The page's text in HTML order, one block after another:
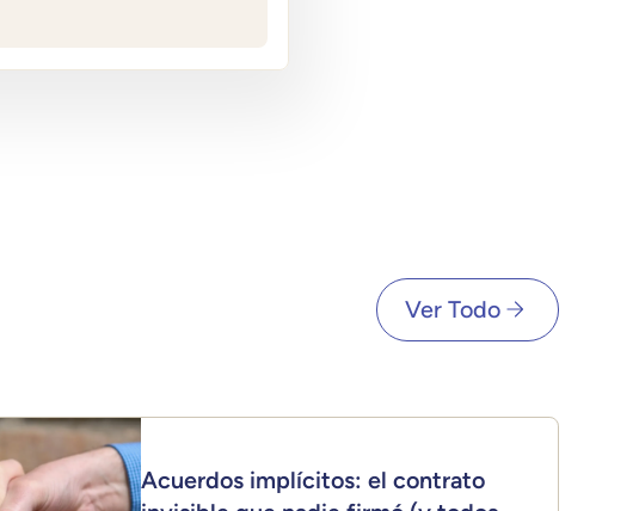
Ver Todo
Acuerdos implícitos: el contrato